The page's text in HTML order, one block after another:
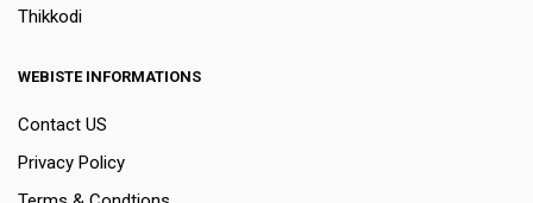
Thikkodi
WEBISTE INFORMATIONS
Contact US
Privacy Policy